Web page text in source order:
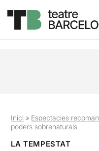
Inici » Espectacles
poders sobrenaturals
LA TEMPESTAT